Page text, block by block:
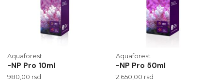
Aquaforest
-NP Pro 10ml
980,00 rsd
Aquaforest
-NP Pro 50ml
2.650,00 rsd